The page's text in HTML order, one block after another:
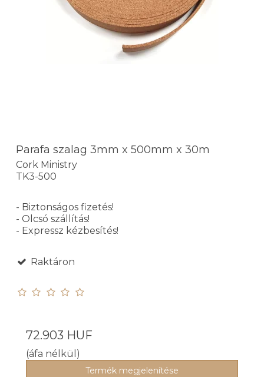
Parafa szalag 3mm x 500mm x 30m
Cork Ministry
TK3-500
- Biztonságos fizetés!
- Olcsó szállítás!
- Expressz kézbesítés!
Raktáron
72.903 HUF
(áfa nélkül)
Termék megjelenítése